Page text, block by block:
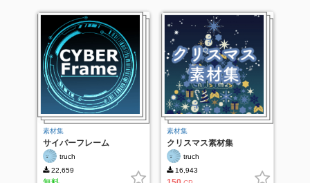
素材集
サイバーフレーム
truch
22,659
素材集
クリスマス素材集
truch
16,943